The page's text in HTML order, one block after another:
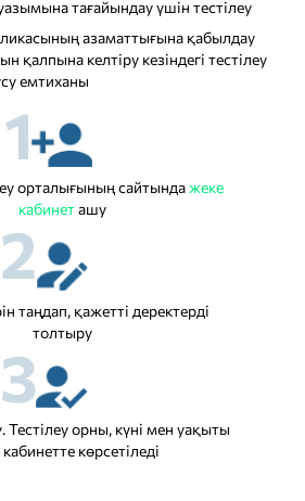
тағайындау үшін тестілеу
азаматтығына қабылдау
қалпына келтіру кезіндегі тестілеу
емтиханы
1
орталығының сайтындажеке
кабинеташу
2
таңдап, қажетті деректерді
толтыру
3
Тестілеу орны, күні мен уақыты
көрсетіледі